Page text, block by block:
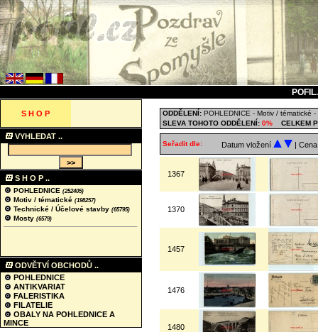
S H O P
VYHLEDAT ..
S H O P ..
POHLEDNICE (252405)
Motiv / tématické (198257)
Technické / Účelové stavby (65795)
Mosty (6579)
ODVĚTVÍ OBCHODŮ ..
POHLEDNICE
ANTIKVARIAT
FALERISTIKA
FILATELIE
OBALY NA POHLEDNICE A
MINCE
ODDĚLENÍ: POHLEDNICE - Motiv / tématické -
SLEVA TOHOTO ODDĚLENÍ: 0% CELKEM
Seřadit dle: Datum vložení |
1367
1370
1457
1476
1480